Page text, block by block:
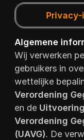
Algemene
Wij verwerken
gebruikers in
wettelijke
Verordening
en de
Verordening
(UAVG). De